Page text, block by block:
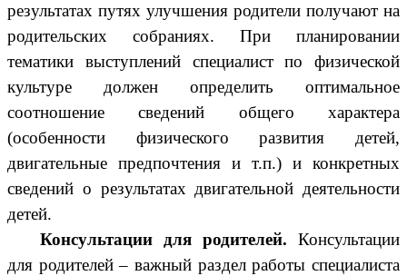
результатах путях улучшения родители получают на
родительских собраниях. При планировании
тематики выступлений специалист по физической
культуре должен определить оптимальное
соотношение сведений общего характера
(особенности физического развития детей,
двигательные предпочтения и т.п.) и конкретных
сведений о результатах двигательной деятельности
детей.
Консультации для родителей. Консультации
для родителей – важный раздел работы специалиста